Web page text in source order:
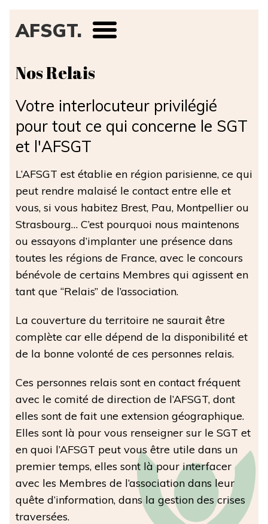
AFSGT.
Nos Relais
Votre interlocuteur privilégié
pour tout ce qui concerne le SGT
et l'AFSGT
L’AFSGT est établie en région parisienne, ce qui
peut rendre malaisé le contact entre elle et
vous, si vous habitez Brest, Pau, Montpellier ou
Strasbourg… C’est pourquoi nous maintenons
ou essayons d’implanter une présence dans
toutes les régions de France, avec le concours
bénévole de certains Membres qui agissent en
tant que “Relais” de l’association.
La couverture du territoire ne saurait être
complète car elle dépend de la disponibilité et
de la bonne volonté de ces personnes relais.
Ces personnes relais sont en contact fréquent
avec le comité de direction de l’AFSGT, dont
elles sont de fait une extension géographique.
Elles sont là pour vous renseigner sur le SGT et
en quoi l’AFSGT peut vous être utile dans un
premier temps, elles sont là pour interfacer
avec les Membres de l’association dans leur
quête d’information, dans la gestion des crises
traversées.